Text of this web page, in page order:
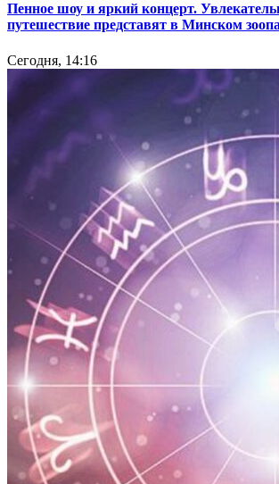
Пенное шоу и яркий концерт.
путешествие представят в Минском
Сегодня, 14:16